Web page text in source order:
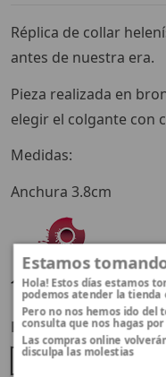
Réplica de collar
antes de nuestra era.
Pieza realizada en
elegir el colgante con
Medidas:
Anchura 3.8cm
Función
Colgante
Estamos
Hola! Estos días estamos
podemos atender la tienda
Pero no nos hemos ido del
consulta que nos hagas
Las compras online
disculpa las molestias